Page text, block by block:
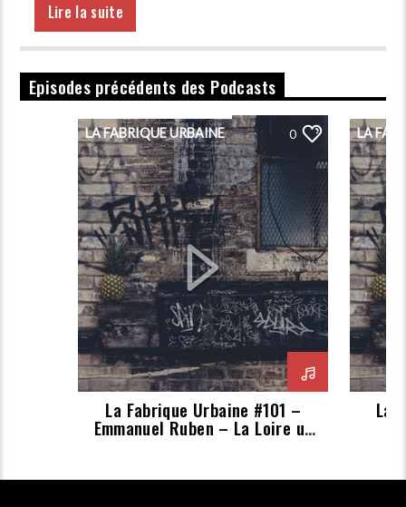
Lire la suite
Episodes précédents des Podcasts
LA FABRIQUE URBAINE 0
La Fabrique Urbaine #101 –
Emmanuel Ruben – La Loire un
LA
La